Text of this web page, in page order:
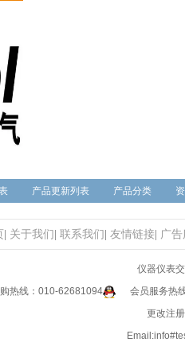
产品更新列表 产品分类
关于我们 联系我们 友情链接| 广告
仪器仪表
热线：010-62681094
会员服务热
更改注